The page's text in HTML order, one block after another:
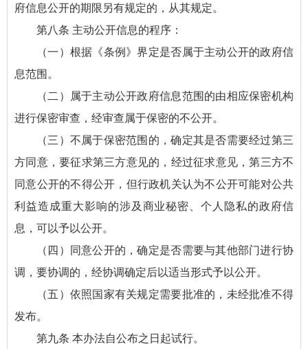
府信息公开的期限另有规定的，从其规定。
第八条 主动公开信息的程序：
（一）根据《条例》界定是否属于主动公开的政府信
息范围。
（二）属于主动公开政府信息范围的由相应保密机构
进行保密审查，经审查属于保密的不公开。
（三）不属于保密范围的，确定其是否需要经过第三
方同意，要征求第三方意见的，经过征求意见，第三方不
同意公开的不得公开，但行政机关认为不公开可能对公共
利益造成重大影响的涉及商业秘密、个人隐私的政府信
息，可以予以公开。
（四）同意公开的，确定是否需要与其他部门进行协
调，要协调的，经协调确定后以适当形式予以公开。
（五）依照国家有关规定需要批准的，未经批准不得
发布。
第九条 本办法自公布之日起试行。